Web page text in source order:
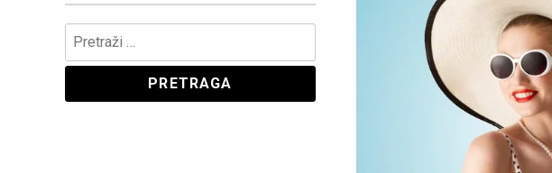
Pretraga: